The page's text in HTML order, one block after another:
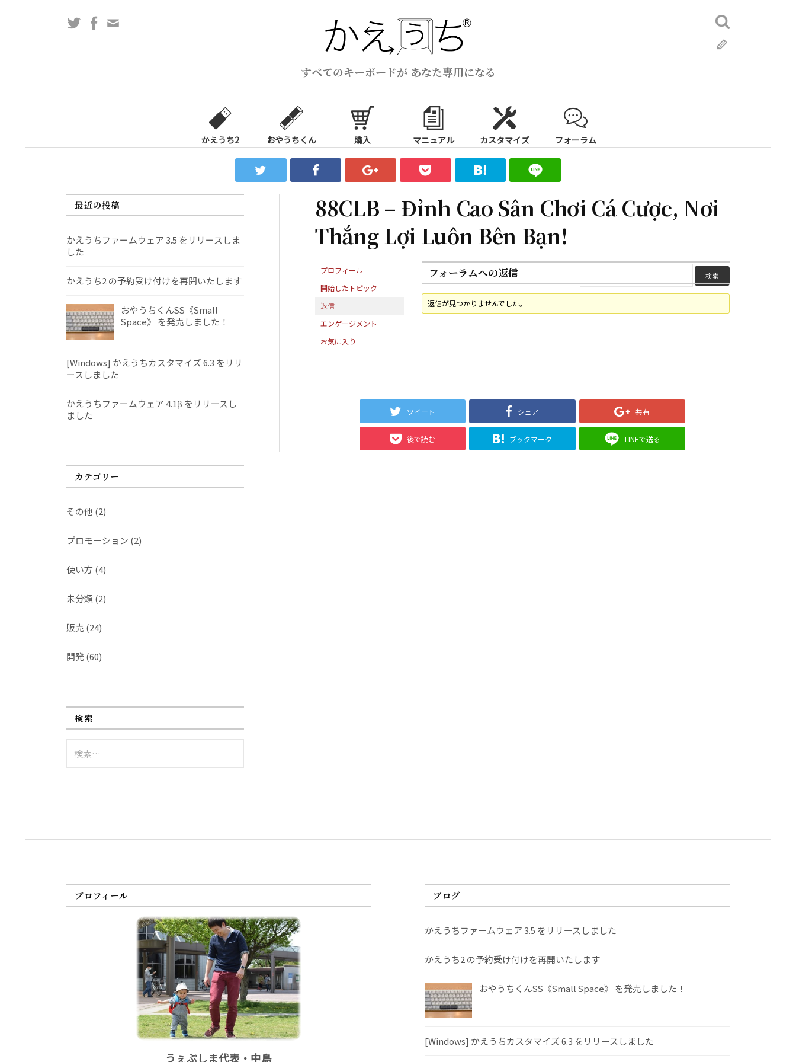
ス
すべてのキーボードが あなた専用になる
TwitterFacebook
検
索:
かえうち2 おやうちくん 購入 マニュアル カスタマイズ フォーラム
88CLB – Đỉnh Cao Sân Chơi Cá Cược, Nơi
Thắng Lợi Luôn Bên Bạn!
プロフィール
開始したトピック
返信
エンゲージメント
お気に入り
フォーラムへの返信
返信が見つかりませんでした。
ツイート シェア 共有
後で読む ブックマーク LINEで送る
最近の投稿
かえうちファームウェア 3.5 をリリースしま
した
かえうち2 の予約受け付けを再開いたします
おやうちくんSS《Small
Space》 を発売しました！
[Windows] かえうちカスタマイズ 6.3 をリリ
ースしました
かえうちファームウェア 4.1β をリリースし
ました
カテゴリー
その他 (2)
プロモーション (2)
使い方 (4)
未分類 (2)
販売 (24)
開発(60)
検索
索:
プロフィール
うぇぶしま代表・中島
ブログ
かえうちファームウェア 3.5 をリリースしました
かえうち2 の予約受け付けを再開いたします
おやうちくんSS《Small Space》 を発売しました！
[Windows] かえうちカスタマイズ 6.3 をリリースしました